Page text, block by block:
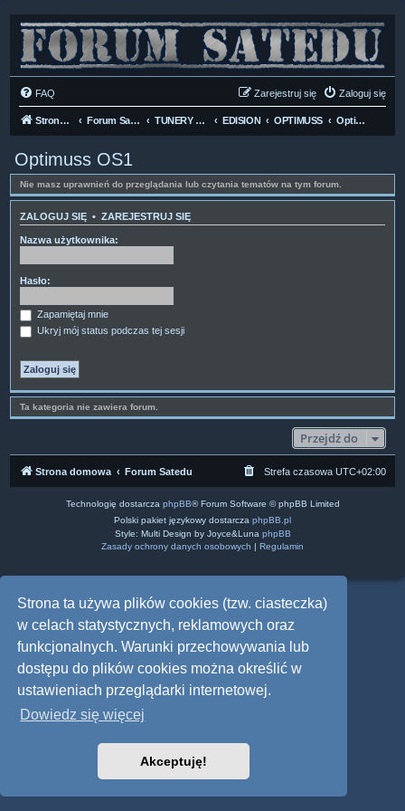
Strona ta używa plików cookies (tzw. ciasteczka)
w celach statystycznych, reklamowych oraz
funkcjonalnych. Warunki przechowywania lub
dostępu do plików cookies można określić w
ustawieniach przeglądarki internetowej.
Dowiedz się więcej
Akceptuję!
FAQ Zaloguj się
Zarejestruj się
Strona domowa Forum Satedu TUNERY SAT HD-LINUX EDISION OPTIMUSS Optimuss OS1
Optimuss OS1
Nie masz uprawnień do przeglądania lub czytania tematów na tym forum.
ZALOGUJ SIĘ • ZAREJESTRUJ SIĘ
Nazwa użytkownika:
Hasło:
Zapamiętaj mnie
Ukryj mój status podczas tej sesji
Ta kategoria nie zawiera forum.
Przejdź do
Strona domowa Forum Satedu Strefa czasowa UTC+02:00
Technologię dostarcza phpBB® Forum Software © phpBB Limited
Polski pakiet językowy dostarcza phpBB.pl
Style: Multi Design by Joyce&Luna phpBB
Zasady ochrony danych osobowych | Regulamin